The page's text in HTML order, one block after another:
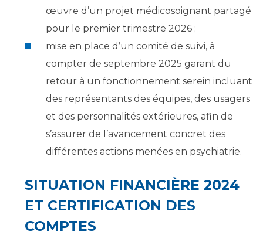
œuvre d’un projet médicosoignant partagé
pour le premier trimestre 2026 ;
mise en place d’un comité de suivi, à
compter de septembre 2025 garant du
retour à un fonctionnement serein incluant
des représentants des équipes, des usagers
et des personnalités extérieures, afin de
s’assurer de l’avancement concret des
différentes actions menées en psychiatrie.
SITUATION FINANCIÈRE 2024
ET CERTIFICATION DES
COMPTES